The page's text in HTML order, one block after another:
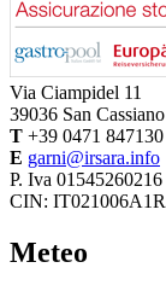
Via Ciampidel 11
39036 San Cassiano
T +39 0471 847130
E garni@irsara.info
P. Iva 01545260216
CIN:
Meteo